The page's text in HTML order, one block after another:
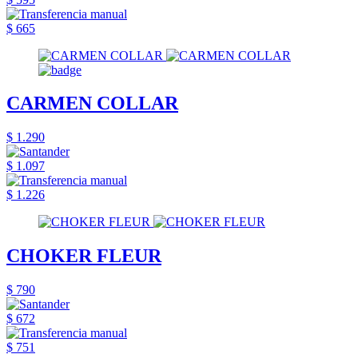
$ 665
CARMEN COLLAR
$ 1.290
$ 1.097
$ 1.226
CHOKER FLEUR
$ 790
$ 672
$ 751